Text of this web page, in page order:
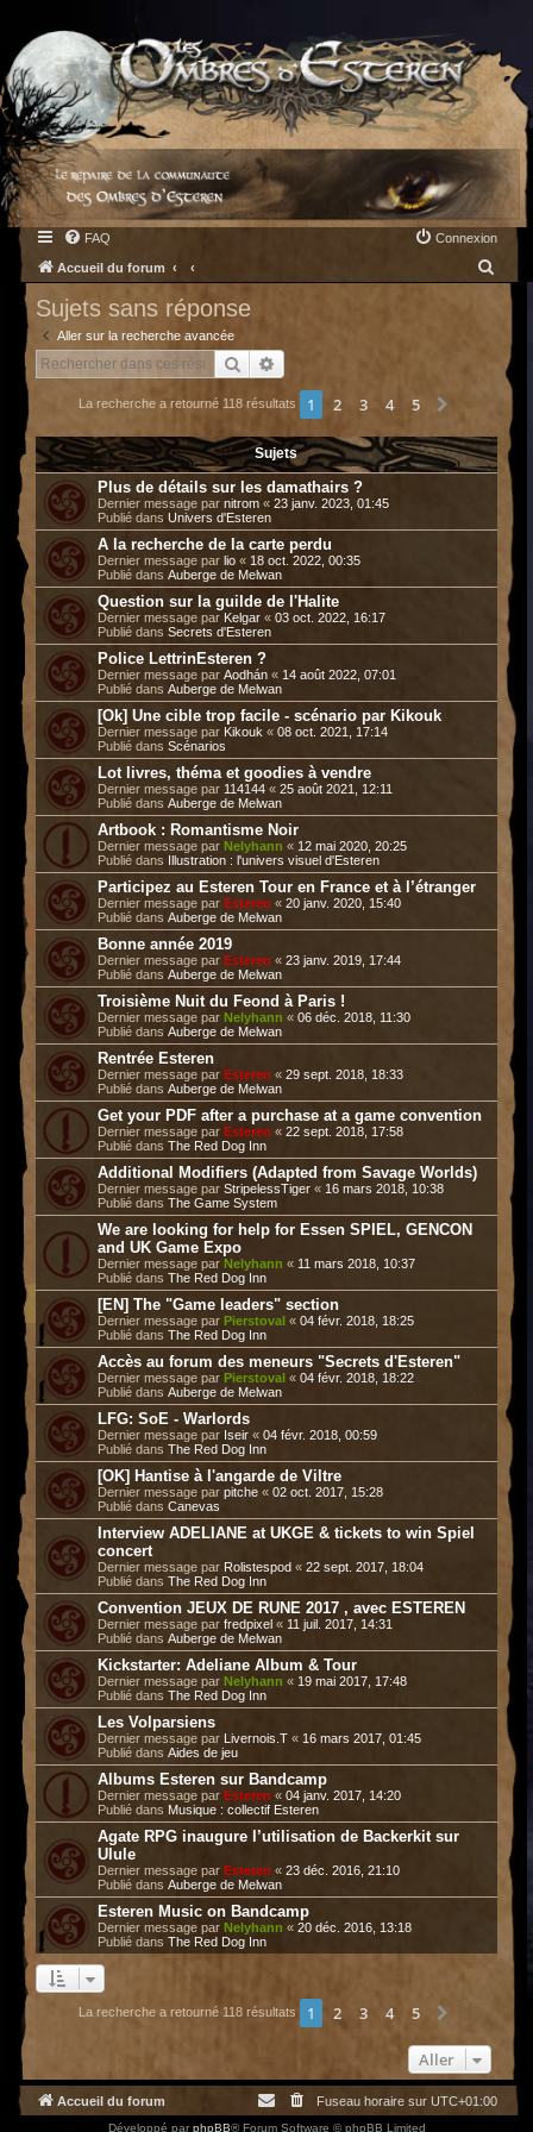
FAQ Connexion
Accueil du forum
c
h
Sujets sans réponse
Aller sur la recherche avancée
Rechercher
La recherche a retourné 118 résultats 1 2 3 4 5
Sujets
Plus de détails sur les damathairs ?
Dernier message par nitrom « 23 janv. 2023, 01:45
Publié dans Univers d'Esteren
A la recherche de la carte perdu
Dernier message par lio « 18 oct. 2022, 00:35
Publié dans Auberge de Melwan
Question sur la guilde de l'Halite
Dernier message par Kelgar « 03 oct. 2022, 16:17
Publié dans Secrets d'Esteren
Police LettrinEsteren ?
Dernier message par Aodhán « 14 août 2022, 07:01
Publié dans Auberge de Melwan
[Ok] Une cible trop facile - scénario par Kikouk
Dernier message par Kikouk « 08 oct. 2021, 17:14
Publié dans Scénarios
Lot livres, théma et goodies à vendre
Dernier message par 114144 « 25 août 2021, 12:11
Publié dans Auberge de Melwan
Artbook : Romantisme Noir
Dernier message par Nelyhann « 12 mai 2020, 20:25
Publié dans
Illustration : l'univers visuel d'Esteren
Participez au Esteren Tour en France et à l’étranger
Dernier message par Esteren « 20 janv. 2020, 15:40
Publié dans Auberge de Melwan
Bonne année 2019
Dernier message par Esteren « 23 janv. 2019, 17:44
Publié dans Auberge de Melwan
Troisième Nuit du Feond à Paris !
Dernier message par Nelyhann « 06 déc. 2018, 11:30
Publié dans Auberge de Melwan
Rentrée Esteren
Dernier message par Esteren « 29 sept. 2018, 18:33
Publié dans Auberge de Melwan
Get your PDF after a purchase at a game convention
Dernier message par Esteren « 22 sept. 2018, 17:58
Publié dans The Red Dog Inn
Additional Modifiers (Adapted from Savage Worlds)
Dernier message par StripelessTiger « 16 mars 2018, 10:38
Publié dans The Game System
We are looking for help for Essen SPIEL, GENCON
and UK Game Expo
Dernier message par Nelyhann « 11 mars 2018, 10:37
Publié dans The Red Dog Inn
[EN] The "Game leaders" section
Dernier message par Pierstoval « 04 févr. 2018, 18:25
Publié dans The Red Dog Inn
Accès au forum des meneurs "Secrets d'Esteren"
Dernier message par Pierstoval « 04 févr. 2018, 18:22
Publié dans Auberge de Melwan
LFG: SoE - Warlords
Dernier message par Iseir « 04 févr. 2018, 00:59
Publié dans The Red Dog Inn
[OK] Hantise à l'angarde de Viltre
Dernier message par pitche « 02 oct. 2017, 15:28
Publié dans Canevas
Interview ADELIANE at UKGE & tickets to win Spiel
concert
Dernier message par Rolistespod « 22 sept. 2017, 18:04
Publié dans The Red Dog Inn
Convention JEUX DE RUNE 2017 , avec ESTEREN
Dernier message par fredpixel « 11 juil. 2017, 14:31
Publié dans Auberge de Melwan
Kickstarter: Adeliane Album & Tour
Dernier message par Nelyhann « 19 mai 2017, 17:48
Publié dans The Red Dog Inn
Les Volparsiens
Dernier message par Livernois.T « 16 mars 2017, 01:45
Publié dans Aides de jeu
Albums Esteren sur Bandcamp
Dernier message par Esteren « 04 janv. 2017, 14:20
Publié dans Musique : collectif Esteren
Agate RPG inaugure l’utilisation de Backerkit sur
Ulule
Dernier message par Esteren « 23 déc. 2016, 21:10
Publié dans Auberge de Melwan
Esteren Music on Bandcamp
Dernier message par Nelyhann « 20 déc. 2016, 13:18
Publié dans The Red Dog Inn
La recherche a retourné 118 résultats 1 2 3 4 5
Aller
Accueil du forum Fuseau horaire sur UTC+01:00
Développé par phpBB® Forum Software © phpBB Limited